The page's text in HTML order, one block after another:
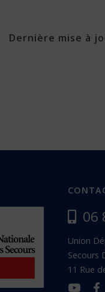
Dernière mise à
06
Union
Secours
11 Rue